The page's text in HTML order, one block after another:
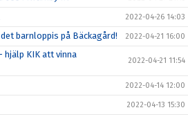
2022-04-26 14:03
barnloppis på Bäckagård! 2022-04-21 16:00
hjälp KIK att vinna
2022-04-21 11:54
2022-04-14 12:00
2022-04-13 15:30